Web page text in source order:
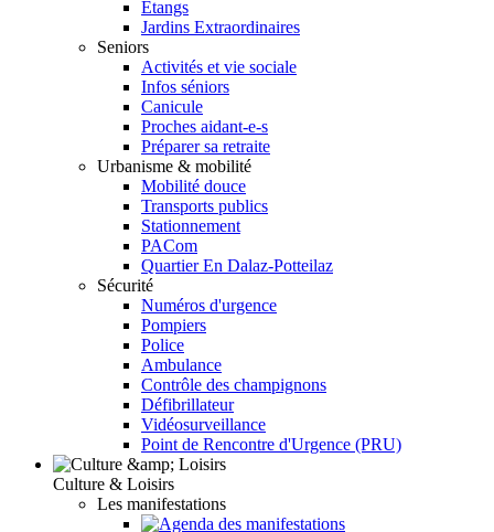
Etangs
Jardins Extraordinaires
Seniors
Activités et vie sociale
Infos séniors
Canicule
Proches aidant-e-s
Préparer sa retraite
Urbanisme & mobilité
Mobilité douce
Transports publics
Stationnement
PACom
Quartier En Dalaz-Potteilaz
Sécurité
Numéros d'urgence
Pompiers
Police
Ambulance
Contrôle des champignons
Défibrillateur
Vidéosurveillance
Point de Rencontre d'Urgence (PRU)
Culture & Loisirs
Les manifestations